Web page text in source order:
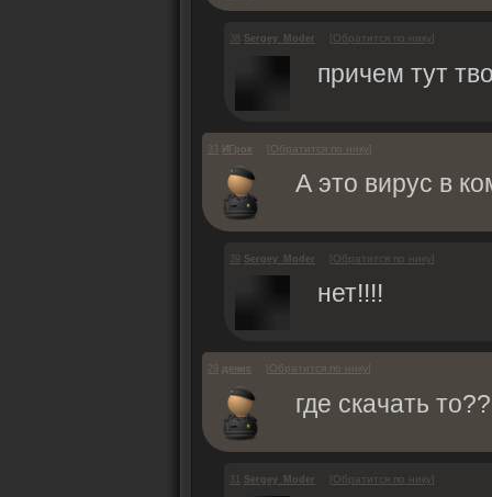
Sergey_Moder Обратится по нику
причем тут
ИГрок [Обратится по нику ]
А это вирус в
Sergey_Moder [Обратится по нику]
нет!!!!
денис Обратится по нику
где скачать то??
Sergey_Moder [Обратится по нику]